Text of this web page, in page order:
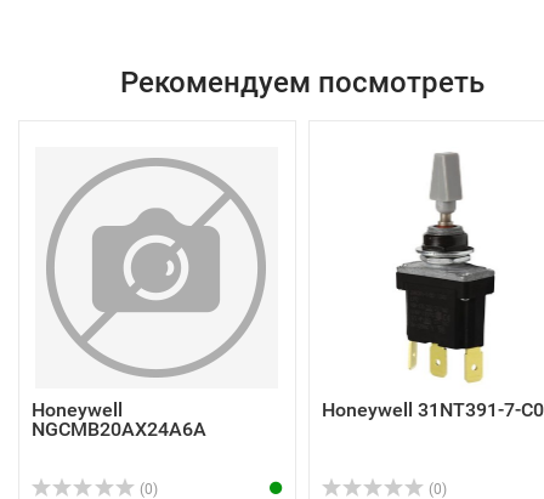
Рекомендуем посмотреть
Honeywell
NGCMB20AX24A6A
(0)
Honeywell 31NT391-7-
(0)